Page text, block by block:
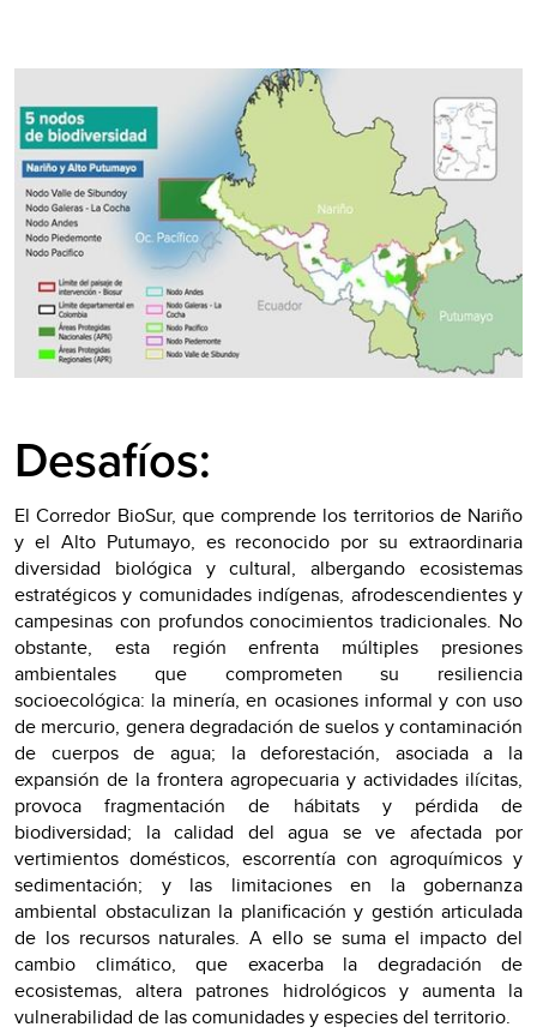
Desafíos:
El Corredor BioSur, que comprende los territorios de Nariño
y el Alto Putumayo, es reconocido por su extraordinaria
diversidad biológica y cultural, albergando ecosistemas
estratégicos y comunidades indígenas, afrodescendientes y
campesinas con profundos conocimientos tradicionales. No
obstante, esta región enfrenta múltiples presiones
ambientales que comprometen su resiliencia
socioecológica: la minería, en ocasiones informal y con uso
de mercurio, genera degradación de suelos y contaminación
de cuerpos de agua; la deforestación, asociada a la
expansión de la frontera agropecuaria y actividades ilícitas,
provoca fragmentación de hábitats y pérdida de
biodiversidad; la calidad del agua se ve afectada por
vertimientos domésticos, escorrentía con agroquímicos y
sedimentación; y las limitaciones en la gobernanza
ambiental obstaculizan la planificación y gestión articulada
de los recursos naturales. A ello se suma el impacto del
cambio climático, que exacerba la degradación de
ecosistemas, altera patrones hidrológicos y aumenta la
vulnerabilidad de las comunidades y especies del territorio.